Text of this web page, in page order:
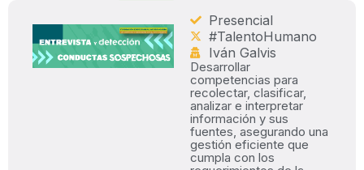
Presencial
#TalentoHumano
Iván Galvis
Desarrollar
competencias para
recolectar, clasificar,
analizar e interpretar
información y sus
fuentes, asegurando una
gestión eficiente que
cumpla con los